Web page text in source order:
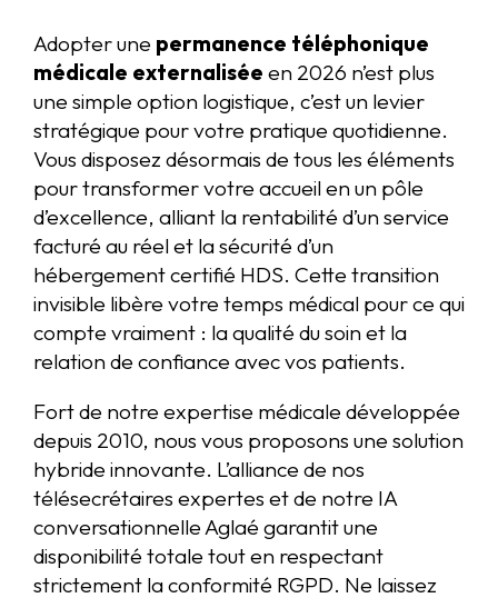
Adopter une permanence téléphonique
médicale externalisée en 2026 n’est plus
une simple option logistique, c’est un levier
stratégique pour votre pratique quotidienne.
Vous disposez désormais de tous les éléments
pour transformer votre accueil en un pôle
d’excellence, alliant la rentabilité d’un service
facturé au réel et la sécurité d’un
hébergement certifié HDS. Cette transition
invisible libère votre temps médical pour ce qui
compte vraiment : la qualité du soin et la
relation de confiance avec vos patients.
Fort de notre expertise médicale développée
depuis 2010, nous vous proposons une solution
hybride innovante. L’alliance de nos
télésecrétaires expertes et de notre IA
conversationnelle Aglaé garantit une
disponibilité totale tout en respectant
strictement la conformité RGPD. Ne laissez